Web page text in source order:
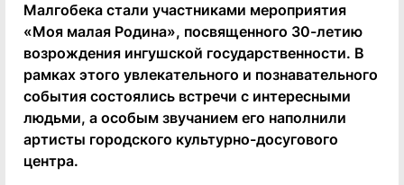
Малгобека стали участниками мероприятия
«Моя малая Родина», посвященного 30-летию
возрождения ингушской государственности. В
рамках этого увлекательного и познавательного
события состоялись встречи с интересными
людьми, а особым звучанием его наполнили
артисты городского культурно-досугового
центра.